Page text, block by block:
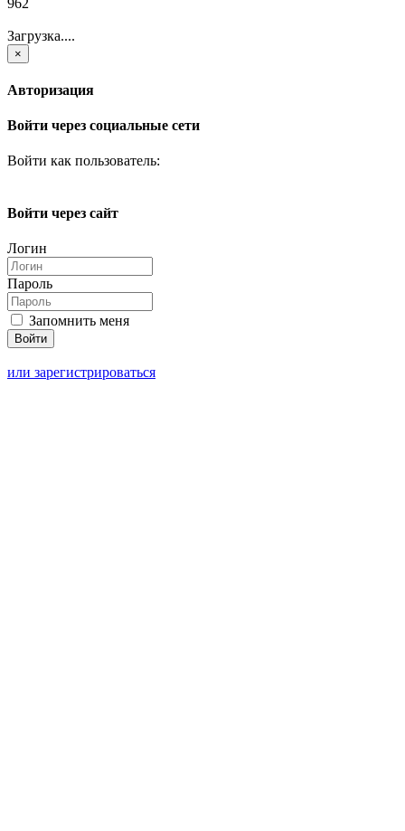
Загрузка....
×
Авторизация
Войти через социальные сети
Войти как пользователь:
Войти через сайт
Логин
Пароль
Запомнить меня
или зарегистрироваться